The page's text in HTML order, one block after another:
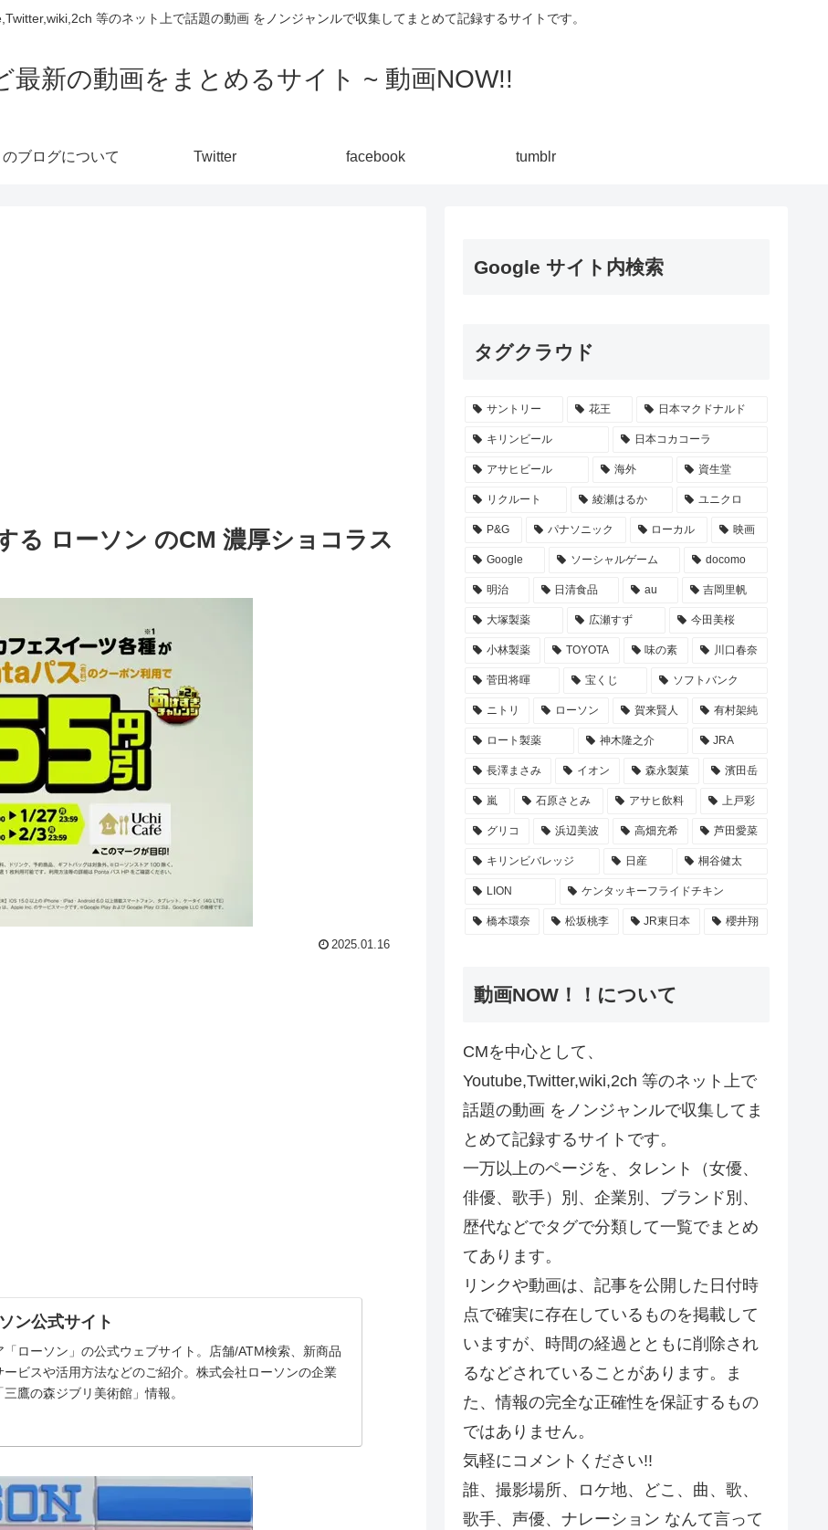
等のネット上で話題の動画 をノンジャンルで収集してまとめて記録するサイトです。
最新の動画をまとめるサイト ~ 動画NOW!!
のブログについて Twitter facebook tumblr
る ローソン のCM 濃厚ショコラス
2025.01.16
ン公式サイト
「ローソン」の公式ウェブサイト。店舗/ATM検索、新商品
ビスや活用方法などのご紹介。株式会社ローソンの企業
鷹の森ジブリ美術館」情報。
Google サイト内検索
タグクラウド
サントリー 花王 日本マクドナルド
キリンビール 日本コカコーラ
アサヒビール 海外 資生堂
リクルート 綾瀬はるか ユニクロ
P&G パナソニック ローカル 映画
Google ソーシャルゲーム docomo
明治 日清食品 au 吉岡里帆
大塚製薬 広瀬すず 今田美桜
小林製薬 TOYOTA 味の素 川口春奈
菅田将暉 宝くじ ソフトバンク
ニトリ ローソン 賀来賢人 有村架純
ロート製薬 神木隆之介 JRA
長澤まさみ イオン 森永製菓 濱田岳
嵐 石原さとみ アサヒ飲料 上戸彩
グリコ 浜辺美波 高畑充希 芦田愛菜
キリンビバレッジ 日産 桐谷健太
LION ケンタッキーフライドチキン
橋本環奈 松坂桃李 JR東日本 櫻井翔
動画NOW！！について
CMを中心として、
Youtube,Twitter,wiki,2ch 等のネット上で
話題の動画 をノンジャンルで収集してま
とめて記録するサイトです。
一万以上のページを、タレント（女優、
俳優、歌手）別、企業別、ブランド別、
歴代などでタグで分類して一覧でまとめ
てあります。
リンクや動画は、記事を公開した日付時
点で確実に存在しているものを掲載して
いますが、時間の経過とともに削除され
るなどされていることがあります。ま
た、情報の完全な正確性を保証するもの
ではありません。
気軽にコメントください!!
誰、撮影場所、ロケ地、どこ、曲、歌、
歌手、声優、ナレーション なんて言って